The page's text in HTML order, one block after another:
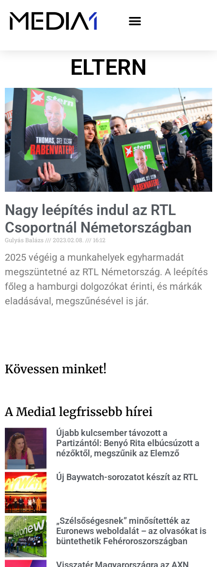
ELTERN
Nagy leépítés indul az RTL
Csoportnál Németországban
Gulyás Balázs 2023.02.08. 16:12
2025 végéig a munkahelyek egyharmadát
megszüntetné az RTL Németország. A leépítés
főleg a hamburgi dolgozókat érinti, és márkák
eladásával, megszűnésével is jár.
Kövessen minket!
A Media1 legfrissebb hírei
Újabb kulcsember távozott a
Partizántól: Benyó Rita elbúcsúzott a
nézőktől, megszűnik az Elemző
Új Baywatch-sorozatot készít az RTL
„Szélsőségesnek” minősítették az
Euronews weboldalát – az olvasókat is
büntethetik Fehéroroszországban
Visszatér Magyarországra az AXN